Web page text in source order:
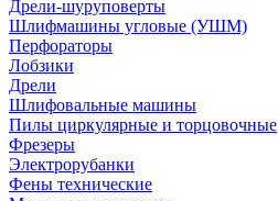
Дрели-шуруповерты
Шлифмашины угловые (УШМ)
Перфораторы
Лобзики
Дрели
Шлифовальные машины
Пилы циркулярные и торцовочные
Фрезеры
Электрорубанки
Фены технические